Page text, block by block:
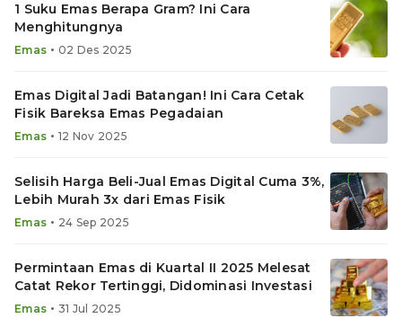
1 Suku Emas Berapa Gram? Ini Cara
Menghitungnya
Emas • 02 Des 2025
Emas Digital Jadi Batangan! Ini Cara Cetak
Fisik Bareksa Emas Pegadaian
Emas • 12 Nov 2025
Selisih Harga Beli-Jual Emas Digital Cuma 3%,
Lebih Murah 3x dari Emas Fisik
Emas • 24 Sep 2025
Permintaan Emas di Kuartal II 2025 Melesat
Catat Rekor Tertinggi, Didominasi Investasi
Emas • 31 Jul 2025